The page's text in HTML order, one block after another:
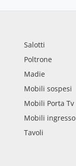
Salotti
Poltrone
Madie
Mobili sospesi
Mobili Porta Tv
Mobili ingresso
Tavoli